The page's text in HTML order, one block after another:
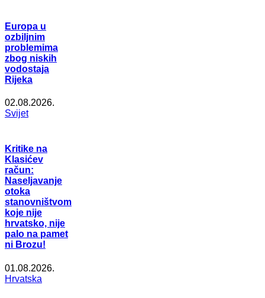
Europa u
ozbiljnim
problemima
zbog niskih
vodostaja
Rijeka
02.08.2026.
Svijet
Kritike na
Klasićev
račun:
Naseljavanje
otoka
stanovništvom
koje nije
hrvatsko, nije
palo na pamet
ni Brozu!
01.08.2026.
Hrvatska